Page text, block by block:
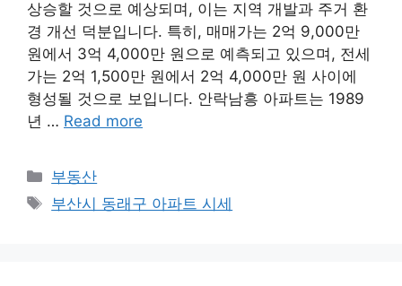
상승할 것으로 예상되며, 이는 지역 개발과 주거 환
경 개선 덕분입니다. 특히, 매매가는 2억 9,000만
원에서 3억 4,000만 원으로 예측되고 있으며, 전세
가는 2억 1,500만 원에서 2억 4,000만 원 사이에
형성될 것으로 보입니다. 안락남흥 아파트는 1989
년 … Read more
Categories
부동산
Tags
부산시 동래구 아파트 시세